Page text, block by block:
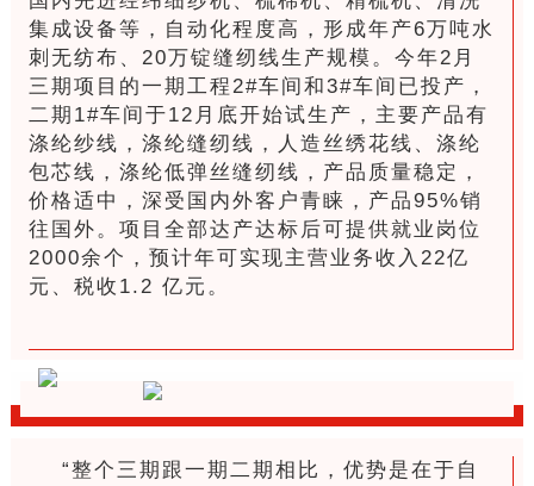
集成设备等，自动化程度高，形成年产6万吨水
刺无纺布、20万锭缝纫线生产规模。今年2月
三期项目的一期工程2#车间和3#车间已投产，
二期1#车间于12月底开始试生产，主要产品有
涤纶纱线，涤纶缝纫线，人造丝绣花线、涤纶
包芯线，涤纶低弹丝缝纫线，产品质量稳定，
价格适中，深受国内外客户青睐，产品95%销
往国外。项目全部达产达标后可提供就业岗位
2000余个，预计年可实现主营业务收入22亿
元、税收1.2 亿元。
“整个三期跟一期二期相比，优势是在于自